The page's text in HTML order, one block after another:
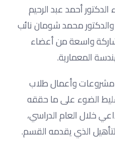
أحمد عبد الرحيم
محمد شومان نائب
واسعة من أعضاء
المعمارية.
مشروعات وأعمال طلاب
الضوء على ما حققه
خلال العام الدراسي،
الذي يقدمه القسم.